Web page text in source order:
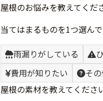
屋根のお悩みを教えてくだ
当てはまるものを1つ選ん
雨漏りがしている
費用が知りたい
そ
屋根の素材を教えてくださ